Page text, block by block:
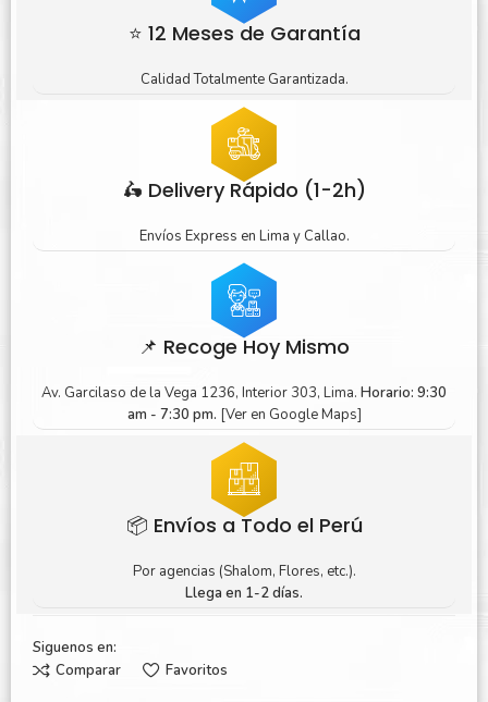
⭐ 12 Meses de Garantía
Calidad Totalmente Garantizada.
🛵 Delivery Rápido (1-2h)
Envíos Express en Lima y Callao.
📌 Recoge Hoy Mismo
Av. Garcilaso de la Vega 1236, Interior 303, Lima. Horario: 9:30
am - 7:30 pm. [Ver en Google Maps]
📦 Envíos a Todo el Perú
Por agencias (Shalom, Flores, etc.).
Llega en 1-2 días.
Siguenos en:
Comparar
Favoritos